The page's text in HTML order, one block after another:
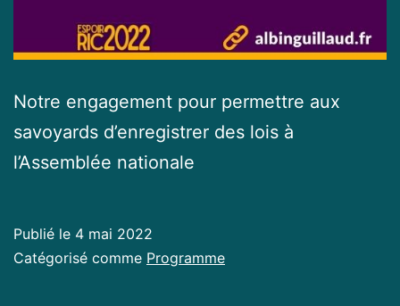
Notre engagement pour permettre aux
savoyards d’enregistrer des lois à
l’Assemblée nationale
Publié le 4 mai 2022
Catégorisé comme Programme